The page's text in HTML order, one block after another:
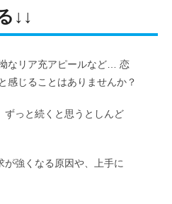
↓↓
なリア充アピールなど… 恋
感じることはありませんか？
ずっと続くと思うとしんど
が強くなる原因や、上手に